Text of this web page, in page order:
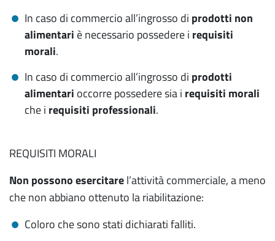
In caso di commercio all’ingrosso di prodotti non
alimentari è necessario possedere i requisiti
morali.
In caso di commercio all’ingrosso di prodotti
alimentari occorre possedere sia i requisiti morali
che i requisiti professionali.
REQUISITI MORALI
Non possono esercitarel’attività commerciale, a meno
che non abbiano ottenuto la riabilitazione:
Coloro che sono stati dichiarati falliti.